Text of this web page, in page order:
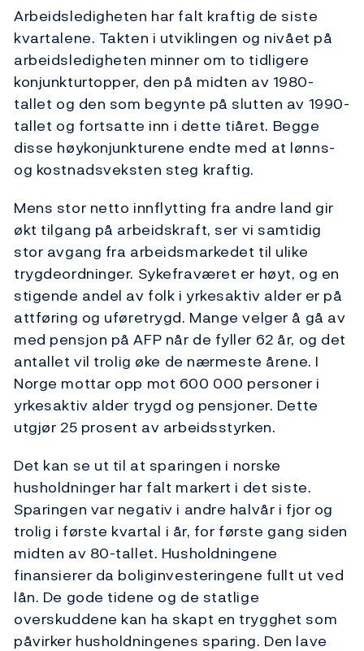
Arbeidsledigheten har falt kraftig de siste
kvartalene. Takten i utviklingen og nivået på
arbeidsledigheten minner om to tidligere
konjunkturtopper, den på midten av 1980-
tallet og den som begynte på slutten av 1990-
tallet og fortsatte inn i dette tiåret. Begge
disse høykonjunkturene endte med at lønns-
og kostnadsveksten steg kraftig.
Mens stor netto innflytting fra andre land gir
økt tilgang på arbeidskraft, ser vi samtidig
stor avgang fra arbeidsmarkedet til ulike
trygdeordninger. Sykefraværet er høyt, og en
stigende andel av folk i yrkesaktiv alder er på
attføring og uføretrygd. Mange velger å gå av
med pensjon på AFP når de fyller 62 år, og det
antallet vil trolig øke de nærmeste årene. I
Norge mottar opp mot 600 000 personer i
yrkesaktiv alder trygd og pensjoner. Dette
utgjør 25 prosent av arbeidsstyrken.
Det kan se ut til at sparingen i norske
husholdninger har falt markert i det siste.
Sparingen var negativ i andre halvår i fjor og
trolig i første kvartal i år, for første gang siden
midten av 80-tallet. Husholdningene
finansierer da boliginvesteringene fullt ut ved
lån. De gode tidene og de statlige
overskuddene kan ha skapt en trygghet som
påvirker husholdningenes sparing. Den lave